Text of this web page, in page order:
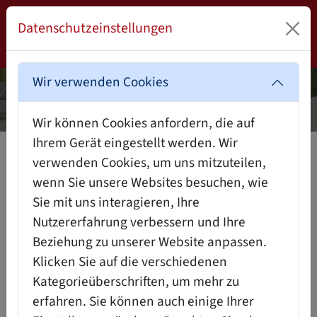
WIR SIND FM-BÜROMÖBEL-
PARTNER
BÜRO-ERGONOMIE IST FÜR UNS
EINES DER WICHTIGSTEN
ANLIEGEN.
Gerade heute, wo wir uns durch Bildschirmarbeit im
Büro und Homeoffice noch weniger bewegen als
sonst, ist gesundes Arbeiten wichtiger denn je.
Datenschutzeinstellungen
Wir verwenden Cookies
Wir können Cookies anfordern, die auf
Ihrem Gerät eingestellt werden. Wir
verwenden Cookies, um uns mitzuteilen,
wenn Sie unsere Websites besuchen, wie
Sie mit uns interagieren, Ihre
Nutzererfahrung verbessern und Ihre
Beziehung zu unserer Website anpassen.
Klicken Sie auf die verschiedenen
Kategorieüberschriften, um mehr zu
erfahren. Sie können auch einige Ihrer